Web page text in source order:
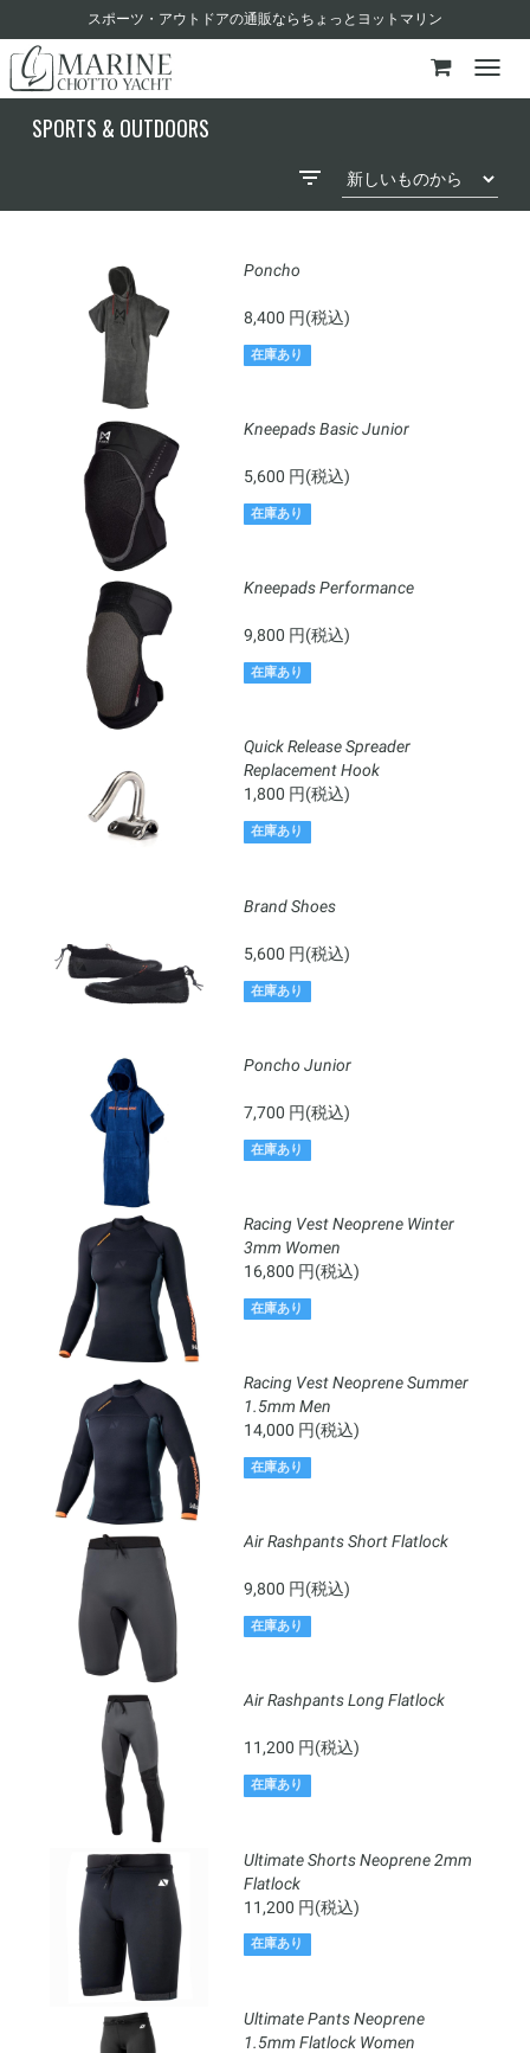
スポーツ・アウトドアの通販ならちょっとヨットマリン
SPORTS & OUTDOORS
Poncho
8,400 円(税込)
在庫あり
Kneepads Basic Junior
5,600 円(税込)
在庫あり
Kneepads Performance
9,800 円(税込)
在庫あり
Quick Release Spreader
Replacement Hook
1,800 円(税込)
在庫あり
Brand Shoes
5,600 円(税込)
在庫あり
Poncho Junior
7,700 円(税込)
在庫あり
Racing Vest Neoprene Winter
3mm Women
16,800 円(税込)
在庫あり
Racing Vest Neoprene Summer
1.5mm Men
14,000 円(税込)
在庫あり
Air Rashpants Short Flatlock
9,800 円(税込)
在庫あり
Air Rashpants Long Flatlock
11,200 円(税込)
在庫あり
Ultimate Shorts Neoprene 2mm
Flatlock
11,200 円(税込)
在庫あり
Ultimate Pants Neoprene
1.5mm Flatlock Women